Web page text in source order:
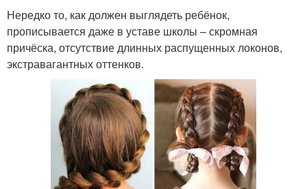
Нередко то, как должен выглядеть ребёнок,
прописывается даже в уставе школы – скромная
причёска, отсутствие длинных распущенных локонов,
экстравагантных оттенков.